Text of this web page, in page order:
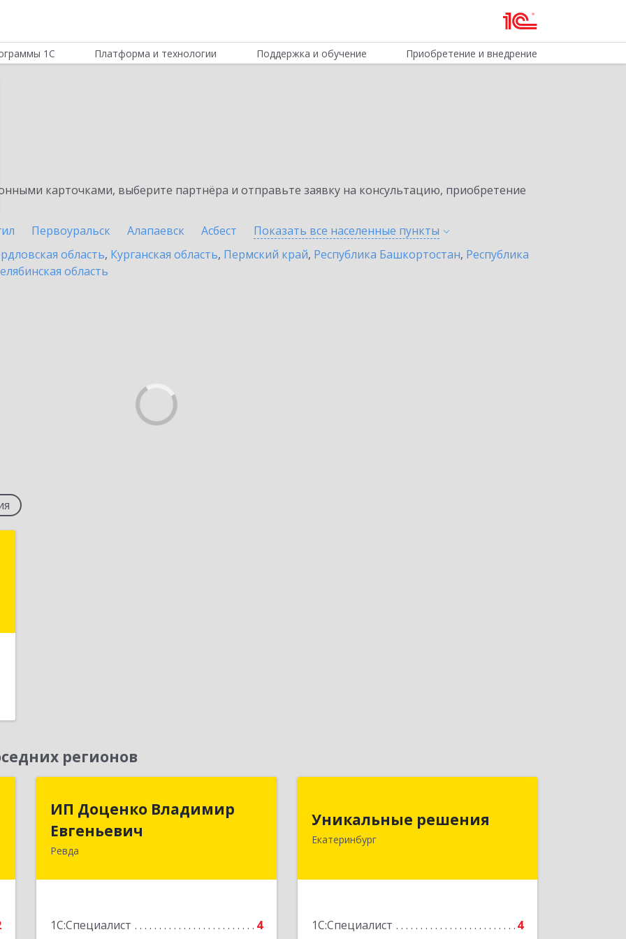
1С Платформа и технологии Поддержка и обучение Приобретение и внедрение
карточками, выберите партнёра и отправьте заявку на консультацию, приобретение
Первоуральск Алапаевск Асбест Показать все населенные пункты
область, Курганская область, Пермский край, Республика Башкортостан, Республика
область
регионов
ИП Доценко Владимир
Евгеньевич
Ревда
1С:Специалист 4
Евгеньевич
623281, Свердловская обл, Ревда г,
Уникальные решения
Екатеринбург
1С:Специалист 4
620110, Свердловская обл, г.о. город
Екатеринбург, Екатеринбург г,